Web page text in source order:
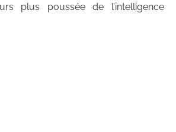
plus poussée de l’intelligence